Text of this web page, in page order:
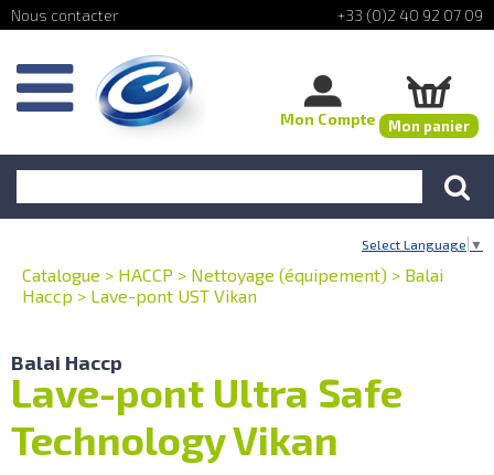
+33 (0)2 40 92 07 09
Mon Compte Mon panier
Select Language ▼
Catalogue > HACCP > Nettoyage (équipement) > Balai
Haccp > Lave-pont UST Vikan
Balai Haccp
Lave-pont Ultra Safe
Technology Vikan